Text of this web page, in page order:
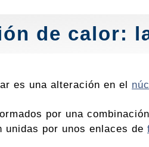
de calor:
es una alteración en el
por una
unidas por unos enlaces de